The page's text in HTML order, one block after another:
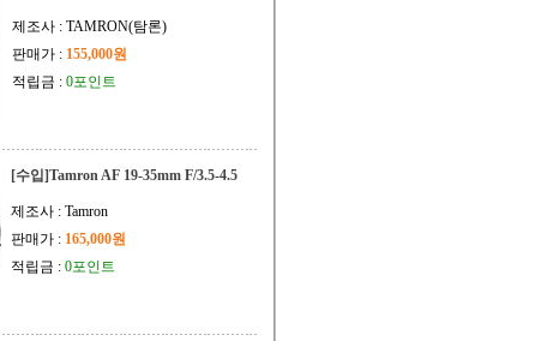
제조사 : TAMRON(탐론)
판매가 : 155,000원
적립금 : 0포인트
[수입]Tamron AF 19-35mm F/3.5-4.5
제조사 : Tamron
판매가 : 165,000원
적립금 : 0포인트